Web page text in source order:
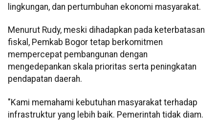
lingkungan, dan pertumbuhan ekonomi masyarakat.
Menurut Rudy, meski dihadapkan pada keterbatasan
fiskal, Pemkab Bogor tetap berkomitmen
mempercepat pembangunan dengan
mengedepankan skala prioritas serta peningkatan
pendapatan daerah.
"Kami memahami kebutuhan masyarakat terhadap
infrastruktur yang lebih baik. Pemerintah tidak diam.